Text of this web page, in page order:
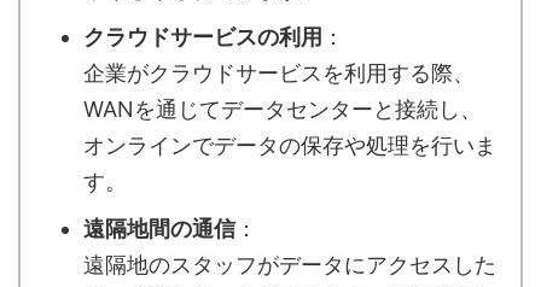
クラウドサービスの利用 ：
企業がクラウドサービスを利用する際、
WANを通じてデータセンターと接続し、
オンラインでデータの保存や処理を行いま
す。
遠隔地間の通信：
遠隔地のスタッフがデータにアクセスした